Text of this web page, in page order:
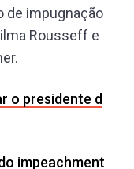
de impugnação
Rousseff e
o presidente d
impeachment